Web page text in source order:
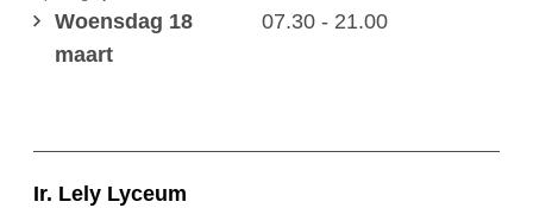
Woensdag 18
maart
07.30 - 21.00
Ir. Lely Lyceum